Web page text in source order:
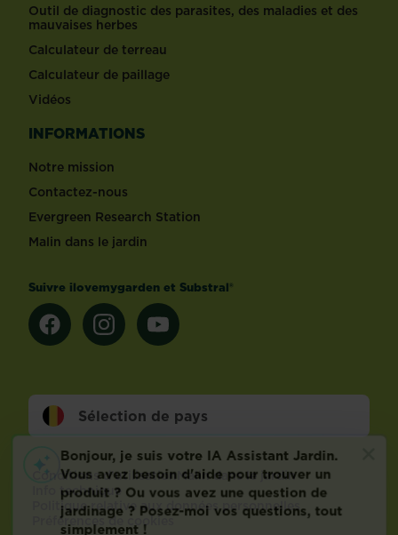
Outil de diagnostic des parasites, des maladies et des
mauvaises herbes
Calculateur de terreau
Calculateur de paillage
Vidéos
INFORMATIONS
Notre mission
Contactez-nous
Evergreen Research Station
Malin dans le jardin
Suivre ilovemygarden et Substral®
Sélection de pays
Footer
Conditions d’utilisation Malin dans le jardin
Info technique
Politique relative aux données personnelles
Préférences de cookies